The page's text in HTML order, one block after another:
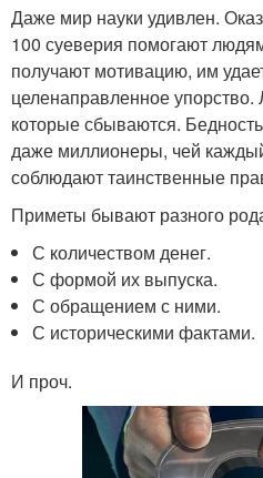
Даже мир науки удивлен.
100 суеверия помогают
получают мотивацию, им
целенаправленное
которые сбываются.
даже миллионеры, чей
соблюдают таинственные
Приметы бывают разного
С количеством денег.
С формой их выпуска.
С обращением с ними.
С историческими фактами.
И проч.